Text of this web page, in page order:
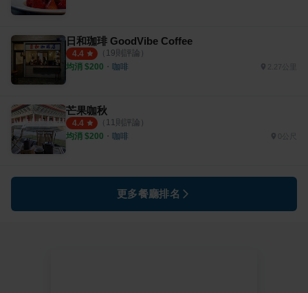
日和珈琲 GoodVibe Coffee
4.4 （ 19則評論）
均消 $200 ・ 咖啡
芒果咖秋
4.4 （ 11 則評論）
均消 $200 ・ 咖啡
更多餐廳排名